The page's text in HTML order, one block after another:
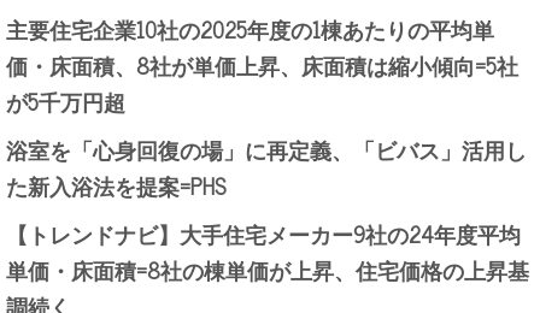
主要住宅企業10社の2025年度の1棟あたりの平均単
価・床面積、8社が単価上昇、床面積は縮小傾向=5社
が5千万円超
浴室を「心身回復の場」に再定義、「ビバス」活用し
た新入浴法を提案=PHS
【トレンドナビ】大手住宅メーカー9社の24年度平均
単価・床面積=8社の棟単価が上昇、住宅価格の上昇基
調続く